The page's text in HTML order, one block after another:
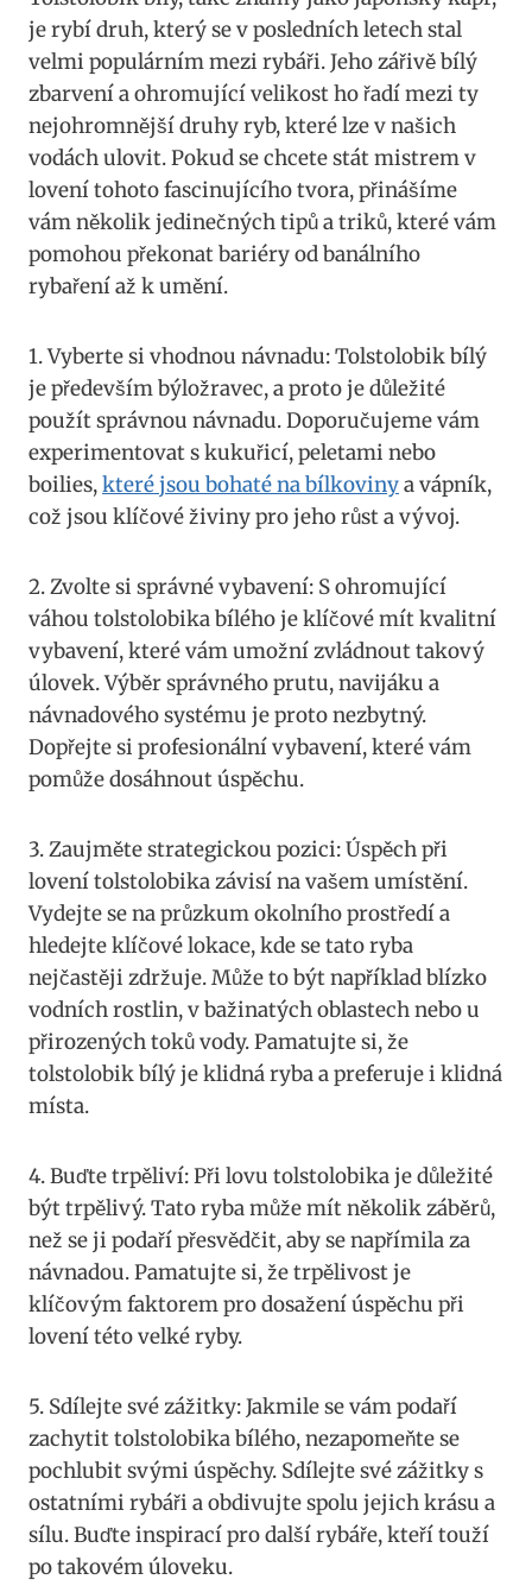
je rybí druh,‍ který se v posledních letech stal⁢
velmi populárním​ mezi rybáři. Jeho zářivě bílý
zbarvení a ohromující velikost ho řadí‌ mezi ty
nejohromnější druhy​ ryb, které​ lze v našich
vodách ulovit. Pokud se chcete stát mistrem v
lovení⁤ tohoto​ fascinujícího tvora, přinášíme
vám několik jedinečných tipů a triků, které ⁢vám
pomohou překonat ⁢bariéry od banálního⁣
rybaření až ⁢k umění.
1. Vyberte ⁣si vhodnou návnadu: Tolstolobik bílý
⁤je především býložravec, a proto je důležité
použít správnou návnadu. Doporučujeme vám
experimentovat ⁣s kukuřicí, peletami nebo
boilies,které ‌jsou bohaté na bílkovinya‍ vápník,
což jsou klíčové živiny pro jeho růst ‌a vývoj.
2. ⁢Zvolte si správné vybavení: S ⁤ohromující
váhou tolstolobika bílého je klíčové mít kvalitní
vybavení, které vám umožní zvládnout takový
úlovek. Výběr správného prutu, navijáku ⁣a
návnadového systému je proto nezbytný.
Dopřejte si profesionální ‌vybavení, ‌které ⁤vám
pomůže dosáhnout úspěchu.
3. ‍Zaujměte strategickou pozici: Úspěch při
lovení tolstolobika závisí na vašem umístění.
Vydejte se na průzkum okolního prostředí a
hledejte ‌klíčové lokace,⁣ kde se ‍tato ryba
nejčastěji ​zdržuje. Může to⁢ být například⁢ blízko
vodních rostlin, v bažinatých oblastech nebo ‌u
přirozených toků vody.⁤ Pamatujte si, že‌
tolstolobik bílý je klidná ryba a preferuje i klidná
místa.
4. Buďte trpěliví: Při lovu tolstolobika je důležité
být trpělivý. Tato ryba může mít ​několik ‌záběrů,
než se ji podaří přesvědčit, ​aby se napřímila za
návnadou. Pamatujte ‌si, že trpělivost je
klíčovým faktorem pro dosažení úspěchu při
lovení této velké ryby.
5. Sdílejte ⁣své zážitky: Jakmile se vám podaří
zachytit⁣ tolstolobika bílého, nezapomeňte se
pochlubit ⁤svými úspěchy. Sdílejte své ‍zážitky s
ostatními rybáři ​a obdivujte spolu jejich krásu ⁤a
sílu. ⁤Buďte inspirací pro další rybáře, kteří ‌touží
po‍ takovém úloveku.